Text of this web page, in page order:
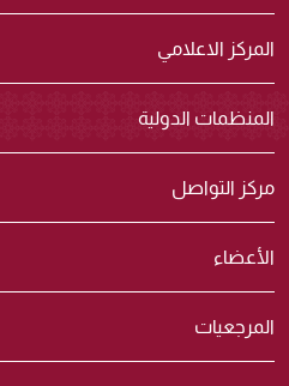
المركز الاعلامي
المنظمات الدولية
مركز التواصل
الأعضاء
المرجعيات